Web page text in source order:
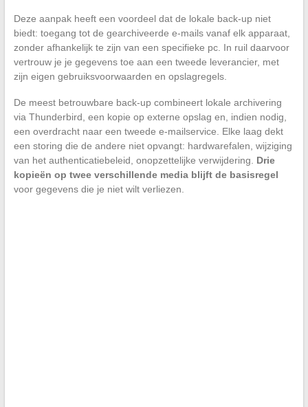
Deze aanpak heeft een voordeel dat de lokale back-up niet
biedt: toegang tot de gearchiveerde e-mails vanaf elk apparaat,
zonder afhankelijk te zijn van een specifieke pc. In ruil daarvoor
vertrouw je je gegevens toe aan een tweede leverancier, met
zijn eigen gebruiksvoorwaarden en opslagregels.
De meest betrouwbare back-up combineert lokale archivering
via Thunderbird, een kopie op externe opslag en, indien nodig,
een overdracht naar een tweede e-mailservice. Elke laag dekt
een storing die de andere niet opvangt: hardwarefalen, wijziging
van het authenticatiebeleid, onopzettelijke verwijdering. Drie
kopieën op twee verschillende media blijft de basisregel
voor gegevens die je niet wilt verliezen.